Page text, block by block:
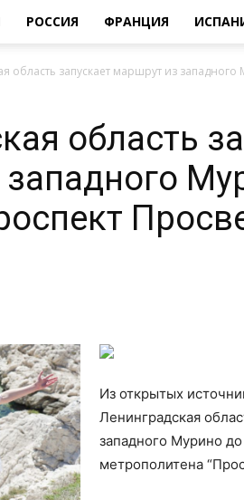
РОССИЯ ФРАНЦИЯ
область запускает маршрут из
область
Из открытых
Ленинградская
западного Мурино
метрополитена